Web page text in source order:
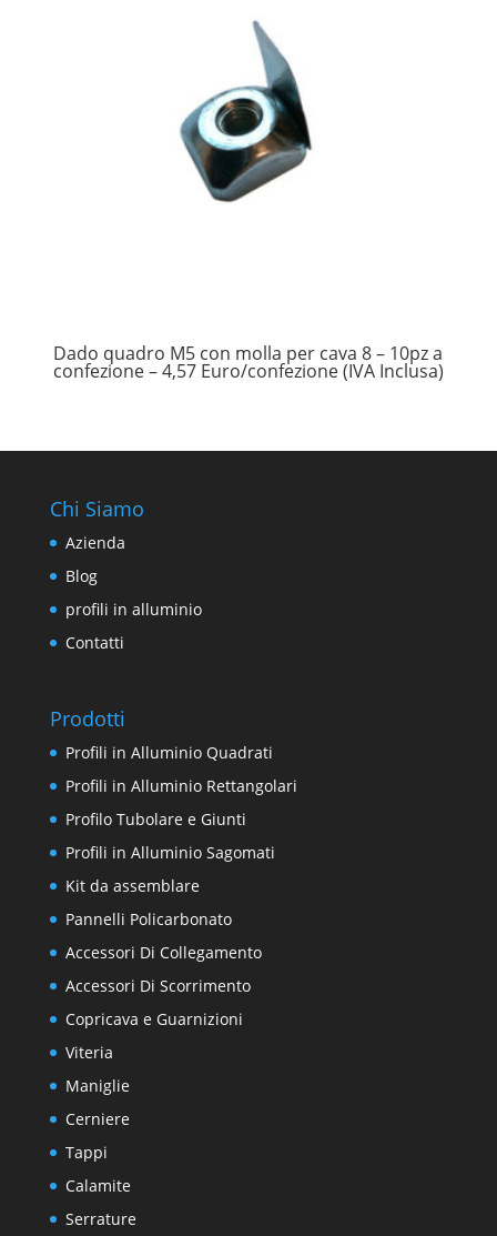
Dado quadro M5 con molla per cava 8 – 10pz a
confezione – 4,57 Euro/confezione (IVA Inclusa)
Chi Siamo
Azienda
Blog
profili in alluminio
Contatti
Prodotti
Profili in Alluminio Quadrati
Profili in Alluminio Rettangolari
Profilo Tubolare e Giunti
Profili in Alluminio Sagomati
Kit da assemblare
Pannelli Policarbonato
Accessori Di Collegamento
Accessori Di Scorrimento
Copricava e Guarnizioni
Viteria
Maniglie
Cerniere
Tappi
Calamite
Serrature